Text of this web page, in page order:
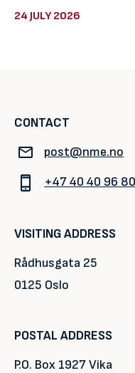
24 JULY 2026
CONTACT
post@nme.no
+47 40 40 96 80
VISITING ADDRESS
Rådhusgata 25
0125 Oslo
POSTAL ADDRESS
P.O. Box 1927 Vika